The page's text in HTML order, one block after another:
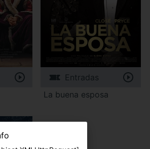
Entradas
La buena esposa